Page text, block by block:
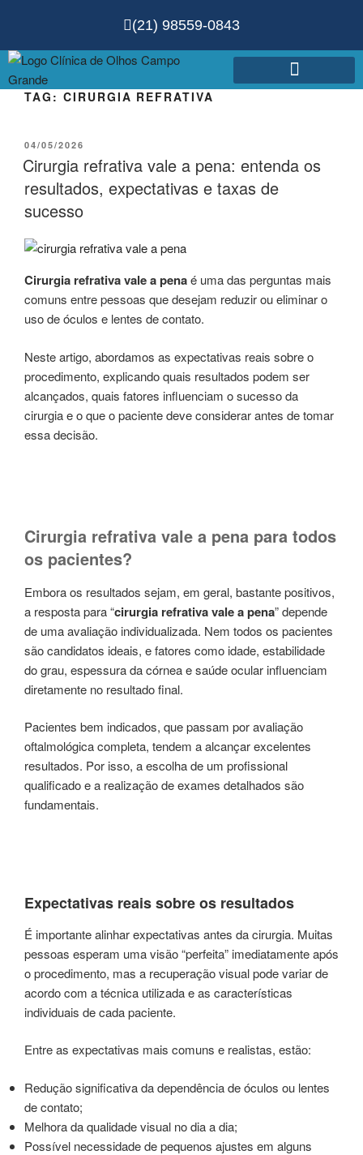
(21) 98559-0843
TAG: CIRURGIA REFRATIVA
04/05/2026
Cirurgia refrativa vale a pena: entenda os
resultados, expectativas e taxas de
sucesso
Cirurgia refrativa vale a penaé uma das perguntas mais
comuns entre pessoas que desejam reduzir ou eliminar o
uso de óculos e lentes de contato.
Neste artigo, abordamos as expectativas reais sobre o
procedimento, explicando quais resultados podem ser
alcançados, quais fatores influenciam o sucesso da
cirurgia e o que o paciente deve considerar antes de tomar
essa decisão.
Cirurgia refrativa vale a pena para todos
os pacientes?
Embora os resultados sejam, em geral, bastante positivos,
a resposta para “cirurgia refrativa vale a pena” depende
de uma avaliação individualizada. Nem todos os pacientes
são candidatos ideais, e fatores como idade, estabilidade
do grau, espessura da córnea e saúde ocular influenciam
diretamente no resultado final.
Pacientes bem indicados, que passam por avaliação
oftalmológica completa, tendem a alcançar excelentes
resultados. Por isso, a escolha de um profissional
qualificado e a realização de exames detalhados são
fundamentais.
Expectativas reais sobre os resultados
É importante alinhar expectativas antes da cirurgia. Muitas
pessoas esperam uma visão “perfeita” imediatamente após
o procedimento, mas a recuperação visual pode variar de
acordo com a técnica utilizada e as características
individuais de cada paciente.
Entre as expectativas mais comuns e realistas, estão:
Redução significativa da dependência de óculos ou lentes
de contato;
Melhora da qualidade visual no dia a dia;
Possível necessidade de pequenos ajustes em alguns